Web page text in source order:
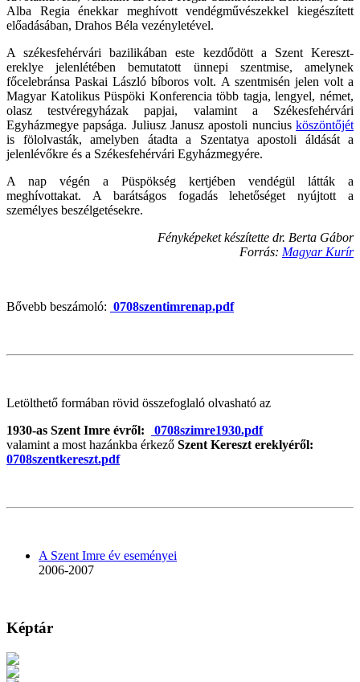
Alba Regia énekkar meghívott vendégművészekkel kiegészített
előadásában, Drahos Béla vezényletével.
A székesfehérvári bazilikában este kezdődött a Szent Kereszt-
ereklye jelenlétében bemutatott ünnepi szentmise, amelynek
főcelebránsa Paskai László bíboros volt. A szentmisén jelen volt a
Magyar Katolikus Püspöki Konferencia több tagja, lengyel, német,
olasz testvéregyházak papjai, valamint a Székesfehérvári
Egyházmegye papsága. Juliusz Janusz apostoli nuncius köszöntőjét
is fölolvasták, amelyben átadta a Szentatya apostoli áldását a
jelenlévőkre és a Székesfehérvári Egyházmegyére.
A nap végén a Püspökség kertjében vendégül látták a
meghívottakat. A barátságos fogadás lehetőséget nyújtott a
személyes beszélgetésekre.
Fényképeket készítette dr. Berta Gábor
Forrás: Magyar Kurír
Bővebb beszámoló: 0708szentimrenap.pdf
Letölthető formában rövid összefoglaló olvasható az
1930-as Szent Imre évről:
0708szimre1930.pdf
valamint a most hazánkba érkező Szent Kereszt ereklyéről:
0708szentkereszt.pdf
A Szent Imre év eseményei
2006-2007
Képtár